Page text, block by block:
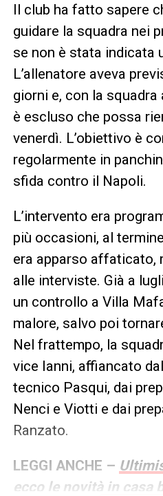
Il club ha fatto sapere
guidare la squadra nei
se non è stata indicata
L’allenatore aveva
giorni e, con la
è escluso che possa
venerdì. L’obiettivo è
regolarmente in
sfida contro il Napoli.
L’intervento era
più occasioni, al
era apparso affaticato,
alle interviste. Già a
un controllo a Villa
malore, salvo poi
Nel frattempo, la
vice Ianni, affiancato
tecnico Pasqui, dai
Nenci e Viotti e dai
Ranzato.
LEGGI ANCHE –
ecco le novità in casa